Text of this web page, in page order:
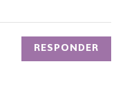
RESPONDER